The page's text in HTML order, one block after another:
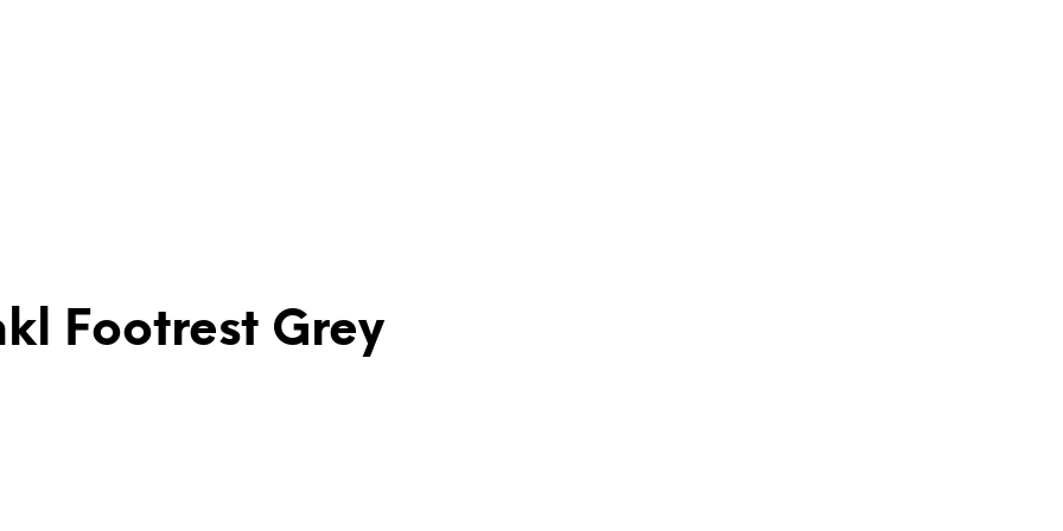
Footrest Grey